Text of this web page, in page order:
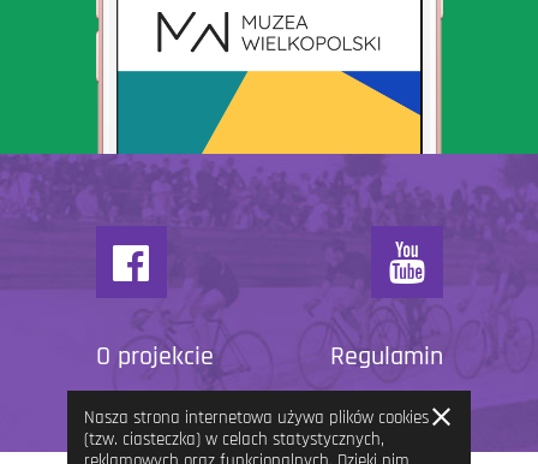
O projekcie Regulamin
Nasza strona internetowa używa plików cookies
(tzw. ciasteczka) w celach statystycznych,